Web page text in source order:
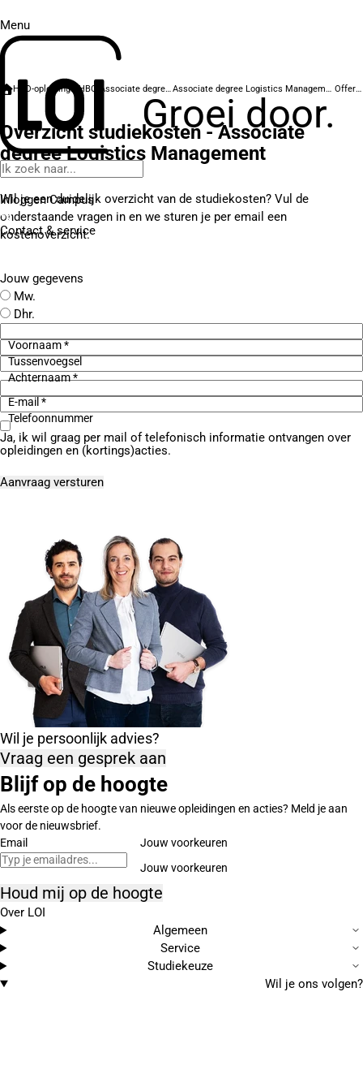
Menu
Groei door.
Inloggen Campus
Contact& service
HBO-opleidingen HBO Associate degrees Associate degree Logistics Management Offerte
Overzicht studiekosten - Associate
degree Logistics Management
Wil je een duidelijk overzicht van de studiekosten? Vul de
onderstaande vragen in en we sturen je per email een
kostenoverzicht.
Jouw gegevens
Mw.
Dhr.
Voornaam *
Tussenvoegsel
Achternaam *
E-mail *
Telefoonnummer
Ja, ik wil graag per mail of telefonisch informatie ontvangen over
opleidingen en (kortings)acties.
Wil je persoonlijk advies?
Vraag een gesprek aan
Blijf op de hoogte
Als eerste op de hoogte van nieuwe opleidingen en acties? Meld je aan
voor de nieuwsbrief.
Email
Jouw voorkeuren
Houd mij op de hoogte
Over LOI
Algemeen
Service
Studiekeuze
Wil je ons volgen?